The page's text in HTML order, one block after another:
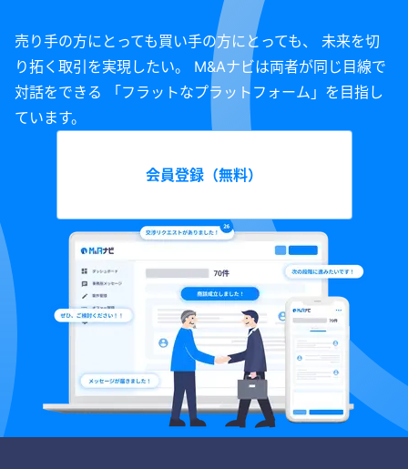
売り手の方にとっても買い手の方にとっても、 未来を切
り拓く取引を実現したい。 M&Aナビは両者が同じ目線で
対話をできる 「フラットなプラットフォーム」を目指し
ています。
会員登録（無料）